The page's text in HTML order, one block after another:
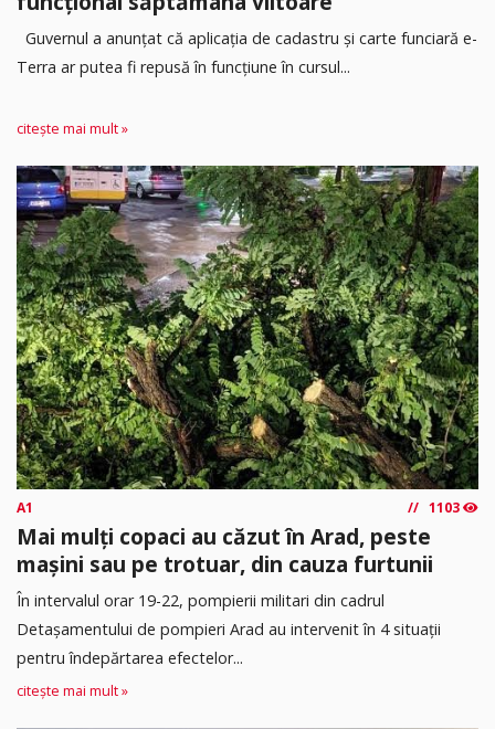
Guvernul a anunțat că aplicația de cadastru și carte funciară e-
Terra ar putea fi repusă în funcțiune în cursul...
citește mai mult »
A1 1103
Mai mulți copaci au căzut în Arad, peste
mașini sau pe trotuar, din cauza furtunii
În intervalul orar 19-22, pompierii militari din cadrul
Detașamentului de pompieri Arad au intervenit în 4 situații
pentru îndepărtarea efectelor...
citește mai mult »